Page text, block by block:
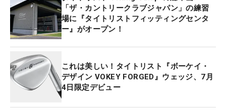
「ザ・カントリークラブジャパン」の練習
場に『タイトリストフィッティングセンタ
ー』がオープン！
これは美しい！タイトリスト『ボーケイ・
デザイン VOKEY FORGED』ウェッジ、7月
4日限定デビュー